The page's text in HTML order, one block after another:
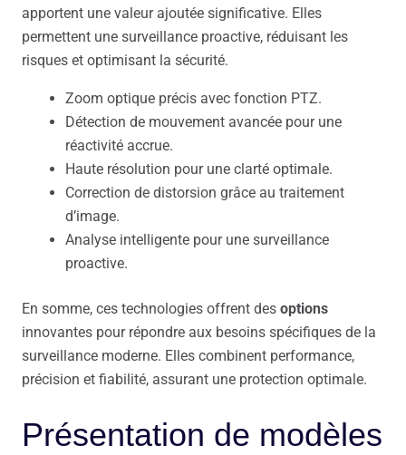
apportent une valeur ajoutée significative. Elles
permettent une surveillance proactive, réduisant les
risques et optimisant la sécurité.
Zoom optique précis avec fonction PTZ.
Détection de mouvement avancée pour une
réactivité accrue.
Haute résolution pour une clarté optimale.
Correction de distorsion grâce au traitement
d’image.
Analyse intelligente pour une surveillance
proactive.
En somme, ces technologies offrent des options
innovantes pour répondre aux besoins spécifiques de la
surveillance moderne. Elles combinent performance,
précision et fiabilité, assurant une protection optimale.
Présentation de modèles